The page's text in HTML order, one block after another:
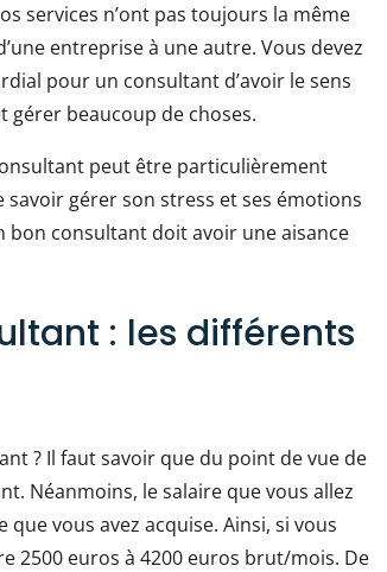
services n’ont pas toujours la même
entreprise à une autre. Vous devez
pour un consultant d’avoir le sens
gérer beaucoup de choses.
peut être particulièrement
gérer son stress et ses émotions
bon consultant doit avoir une aisance
: les différents
? Il faut savoir que du point de vue de
Néanmoins, le salaire que vous allez
vous avez acquise. Ainsi, si vous
2500 euros à 4200 euros brut/mois. De